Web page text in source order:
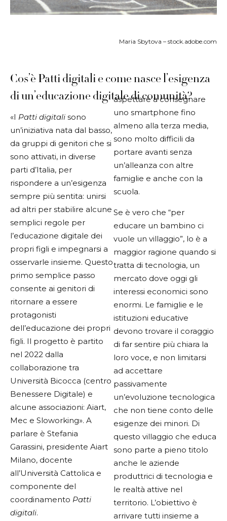
Maria Sbytova – stock.adobe.com
Cos’è Patti digitali e come nasce l’esigenza
di un’educazione digitale di comunità?
«I Patti digitali sono
un’iniziativa nata dal basso,
da gruppi di genitori che si
sono attivati, in diverse
parti d’Italia, per
rispondere a un’esigenza
sempre più sentita: unirsi
ad altri per stabilire alcune
semplici regole per
l’educazione digitale dei
propri figli e impegnarsi a
osservarle insieme. Questo
primo semplice passo
consente ai genitori di
ritornare a essere
protagonisti
dell’educazione dei propri
figli. Il progetto è partito
nel 2022 dalla
collaborazione tra
Università Bicocca (centro
Benessere Digitale) e
alcune associazioni: Aiart,
Mec e Sloworking». A
parlare è Stefania
Garassini, presidente Aiart
Milano, docente
all’Università Cattolica e
componente del
coordinamento Patti
digitali.
aspettare a consegnare
uno smartphone fino
almeno alla terza media,
sono molto difficili da
portare avanti senza
un’alleanza con altre
famiglie e anche con la
scuola.
Se è vero che “per
educare un bambino ci
vuole un villaggio”, lo è a
maggior ragione quando si
tratta di tecnologia, un
mercato dove oggi gli
interessi economici sono
enormi. Le famiglie e le
istituzioni educative
devono trovare il coraggio
di far sentire più chiara la
loro voce, e non limitarsi
ad accettare
passivamente
un’evoluzione tecnologica
che non tiene conto delle
esigenze dei minori. Di
questo villaggio che educa
sono parte a pieno titolo
anche le aziende
produttrici di tecnologia e
le realtà attive nel
territorio. L’obiettivo è
arrivare tutti insieme a